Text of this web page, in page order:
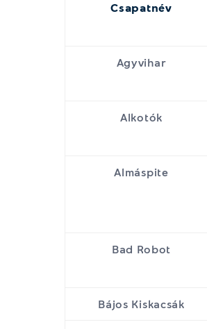
Csapatnév
Agyvihar
Alkotók
Almáspite
Bad Robot
Bájos Kiskacsák